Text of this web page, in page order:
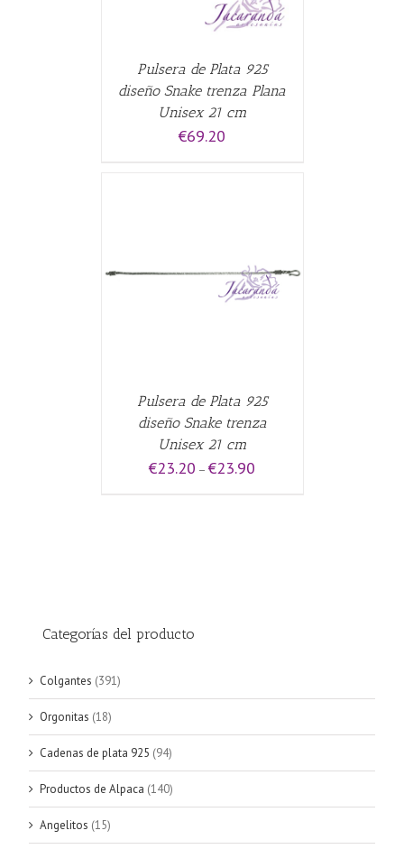
Pulsera de Plata 925
diseño Snake trenza Plana
Unisex 21 cm
€69.20
Pulsera de Plata 925
diseño Snake trenza
Unisex 21 cm
€23.20 –€23.90
Categorías del producto
Colgantes (391)
Orgonitas (18)
Cadenas de plata 925 (94)
Productos de Alpaca (140)
Angelitos (15)